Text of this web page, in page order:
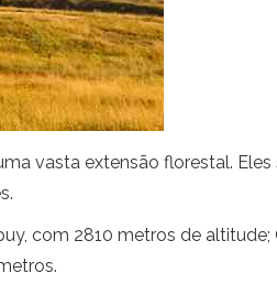
vasta extensão florestal.
com 2810 metros de altitude;